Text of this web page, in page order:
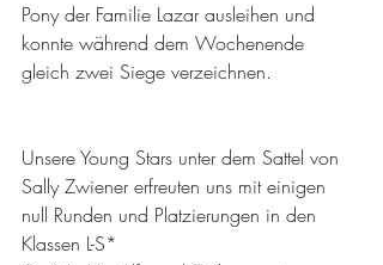
Pony der Familie Lazar ausleihen und
konnte während dem Wochenende
gleich zwei Siege verzeichnen.
Unsere Young Stars unter dem Sattel von
Sally Zwiener erfreuten uns mit einigen
null Runden und Platzierungen in den
Klassen L-S*